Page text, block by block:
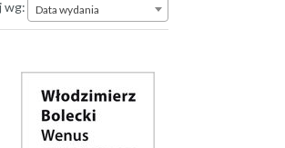
wg:Data wydania
Data wydania